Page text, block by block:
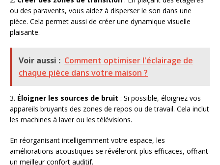
ou des paravents, vous aidez à disperser le son dans une
pièce. Cela permet aussi de créer une dynamique visuelle
plaisante.
Voir aussi : Comment optimiser l'éclairage de
chaque pièce dans votre maison ?
3. Éloigner les sources de bruit : Si possible, éloignez vos
appareils bruyants des zones de repos ou de travail. Cela inclut
les machines à laver ou les télévisions.
En réorganisant intelligemment votre espace, les
améliorations acoustiques se révéleront plus efficaces, offrant
un meilleur confort auditif.